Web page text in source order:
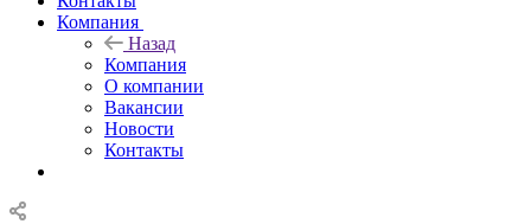
Компания
Назад
Компания
О компании
Вакансии
Новости
Контакты